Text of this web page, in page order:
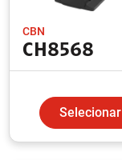
CBN
CH8568
Selecionar